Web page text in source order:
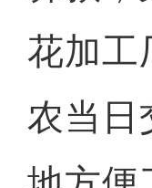
花加工
农当日